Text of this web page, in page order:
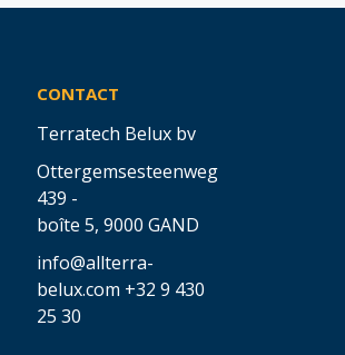
CONTACT
Terratech Belux bv
Ottergemsesteenweg
439 -
boîte 5, 9000 GAND
info@allterra-
belux.com +32 9 430
25 30